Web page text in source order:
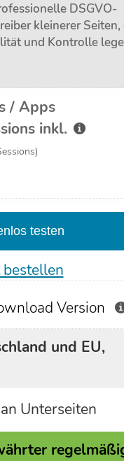
DSGVO-
kleinerer Seiten,
und Kontrolle
/ Apps
inkl.
Version
und EU,
Unterseiten